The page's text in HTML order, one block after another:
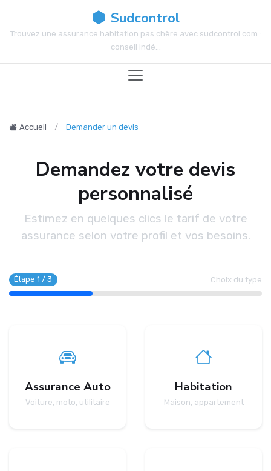
Sudcontrol
Trouvez une assurance habitation pas chère avec sudcontrol.com :
conseil indé...
Accueil Demander un devis
Demandez votre devis
personnalisé
Estimez en quelques clics le tarif de votre
assurance selon votre profil et vos besoins.
Étape1 /3 Choix du type
Assurance Auto
Voiture, moto, utilitaire
Habitation
Maison, appartement